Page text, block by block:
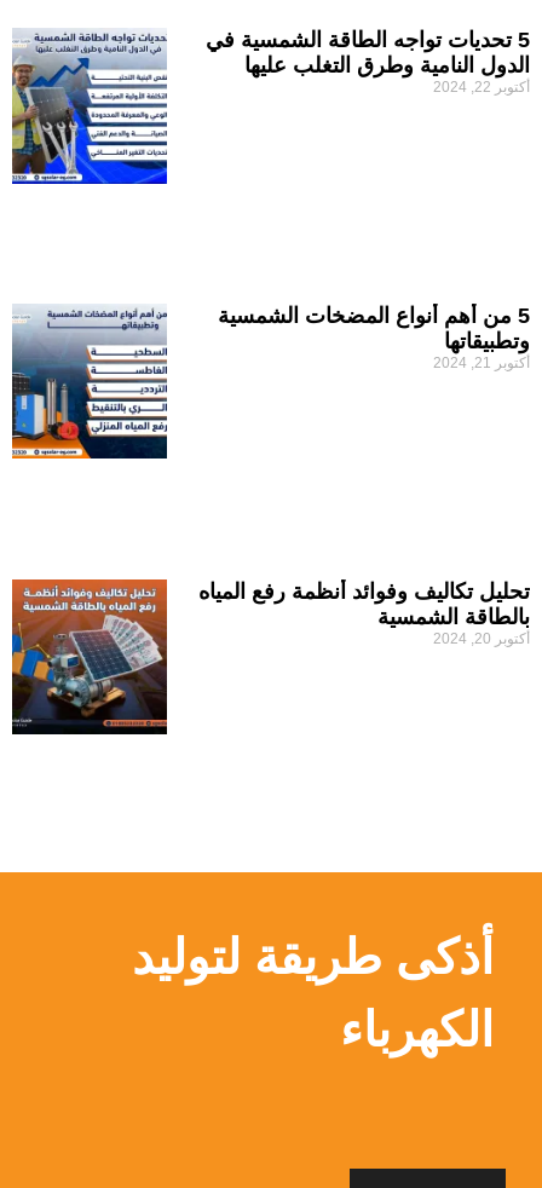
5 تحديات تواجه الطاقة الشمسية في
الدول النامية وطرق التغلب عليها
أكتوبر 22, 2024
5 من أهم أنواع المضخات الشمسية
وتطبيقاتها
أكتوبر 21, 2024
تحليل تكاليف وفوائد أنظمة رفع المياه
بالطاقة الشمسية
أكتوبر 20, 2024
أذكى طريقة لتوليد
الكهرباء